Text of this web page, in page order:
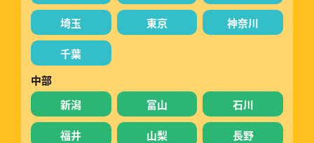
埼玉 東京 神奈川
千葉
中部
新潟
富山 石川
福井 山梨 長野